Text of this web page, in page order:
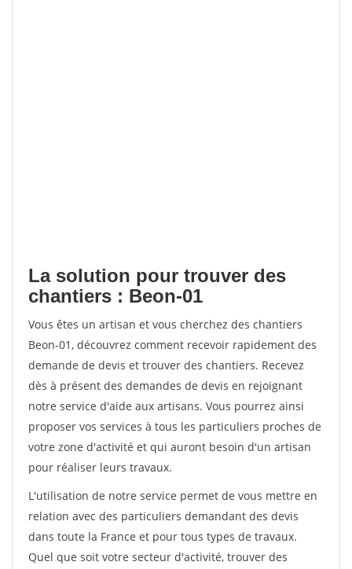
La solution pour trouver des
chantiers : Beon-01
Vous êtes un artisan et vous cherchez des chantiers
Beon-01, découvrez comment recevoir rapidement des
demande de devis et trouver des chantiers. Recevez
dès à présent des demandes de devis en rejoignant
notre service d'aide aux artisans. Vous pourrez ainsi
proposer vos services à tous les particuliers proches de
votre zone d'activité et qui auront besoin d'un artisan
pour réaliser leurs travaux.
L'utilisation de notre service permet de vous mettre en
relation avec des particuliers demandant des devis
dans toute la France et pour tous types de travaux.
Quel que soit votre secteur d'activité, trouver des